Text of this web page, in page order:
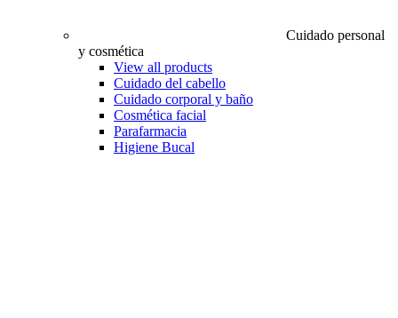
Cuidado personal
y cosmética
View all products
Cuidado del cabello
Cuidado corporal y baño
Cosmética facial
Parafarmacia
Higiene Bucal